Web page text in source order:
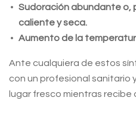
Sudoración abundante o,
caliente y seca.
Aumento de la
Ante cualquiera de estos
con un profesional sanitario
lugar fresco mientras recibe